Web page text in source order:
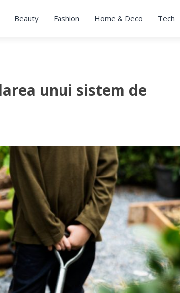
Beauty Fashion Home & Deco Tech
unui sistem de